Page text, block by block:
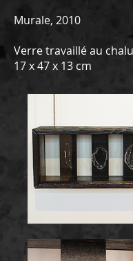
Murale, 2010
Verre travaillé au
17 x 47 x 13 cm